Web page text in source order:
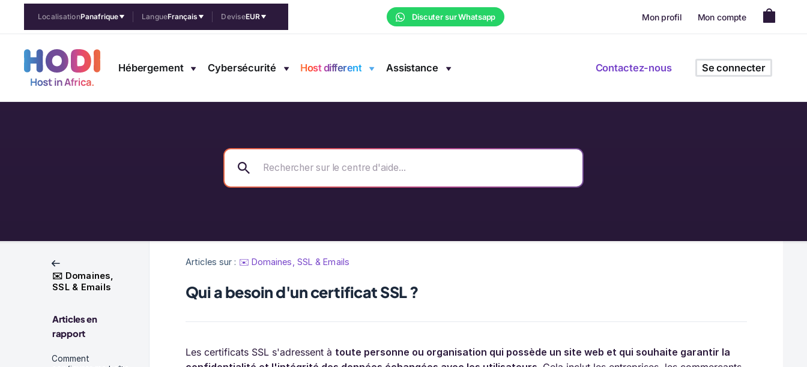
LocalisationPanafrique LangueFrançais DeviseEUR Discuter sur Whatsapp Mon profil Mon compte
Hébergement Cybersécurité Host different Assistance Contactez-nous Se connecter
✉️ Domaines,
SSL & Emails
Articles en
rapport
Comment
Articles sur : ✉️ Domaines, SSL & Emails
Qui a besoin d'un certificat SSL ?
Les certificats SSL s'adressent à toute personne ou organisation qui possède un site web et qui souhaite garantir la